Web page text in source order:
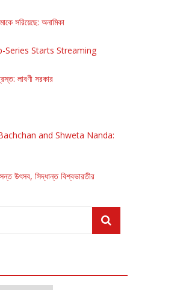
সরিয়েছে: অনামিকা
Series Starts Streaming
লাবণী সরকার
and Shweta Nanda:
উৎসব, সিদ্ধান্ত বিশ্বভারতীর